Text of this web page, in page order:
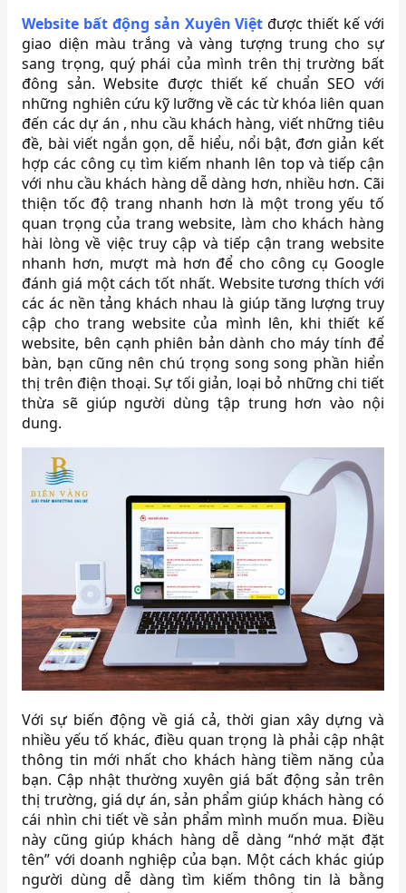
Website bất động sản Xuyên Việt được thiết kế với
giao diện màu trắng và vàng tượng trung cho sự
sang trọng, quý phái của mình trên thị trường bất
đông sản. Website được thiết kế chuẩn SEO với
những nghiên cứu kỹ lưỡng về các từ khóa liên quan
đến các dự án , nhu cầu khách hàng, viết những tiêu
đề, bài viết ngắn gọn, dễ hiểu, nổi bật, đơn giản kết
hợp các công cụ tìm kiếm nhanh lên top và tiếp cận
với nhu cầu khách hàng dễ dàng hơn, nhiều hơn. Cãi
thiện tốc độ trang nhanh hơn là một trong yếu tố
quan trọng của trang website, làm cho khách hàng
hài lòng về việc truy cập và tiếp cận trang website
nhanh hơn, mượt mà hơn để cho công cụ Google
đánh giá một cách tốt nhất. Website tương thích với
các ác nền tảng khách nhau là giúp tăng lượng truy
cập cho trang website của mình lên, khi thiết kế
website, bên cạnh phiên bản dành cho máy tính để
bàn, bạn cũng nên chú trọng song song phần hiển
thị trên điện thoại. Sự tối giản, loại bỏ những chi tiết
thừa sẽ giúp người dùng tập trung hơn vào nội
dung.
Với sự biến động về giá cả, thời gian xây dựng và
nhiều yếu tố khác, điều quan trọng là phải cập nhật
thông tin mới nhất cho khách hàng tiềm năng của
bạn. Cập nhật thường xuyên giá bất động sản trên
thị trường, giá dự án, sản phẩm giúp khách hàng có
cái nhìn chi tiết về sản phẩm mình muốn mua. Điều
này cũng giúp khách hàng dễ dàng “nhớ mặt đặt
tên” với doanh nghiệp của bạn. Một cách khác giúp
người dùng dễ dàng tìm kiếm thông tin là bằng